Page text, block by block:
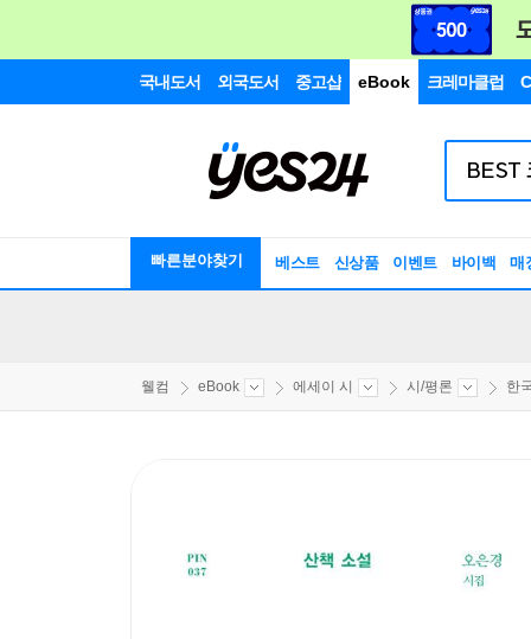
국내도서 외국도서 중고샵 eBook 크레마클럽
빠른분야찾기 베스트 신상품 이벤트 바이백 매
웰컴 eBook 에세이 시 시/평론 한